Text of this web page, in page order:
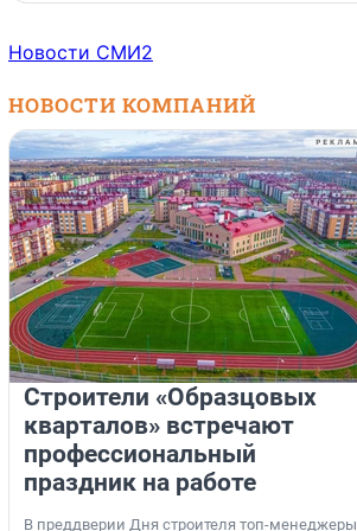
Новости СМИ2
НОВОСТИ КОМПАНИЙ
Строители «Образцовых
кварталов» встречают
профессиональный
праздник на работе
В преддверии Дня строителя топ-менеджеры